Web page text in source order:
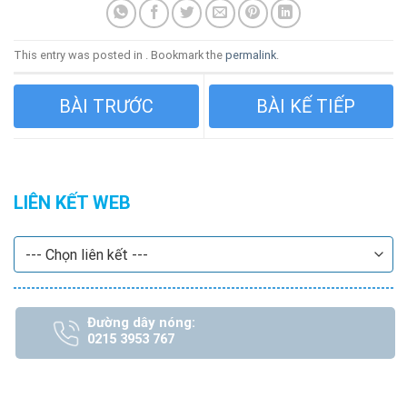
This entry was posted in . Bookmark the permalink.
LIÊN KẾT WEB
Đường dây nóng:
0215 3953 767